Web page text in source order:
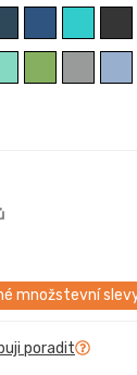
množstevní
poradit